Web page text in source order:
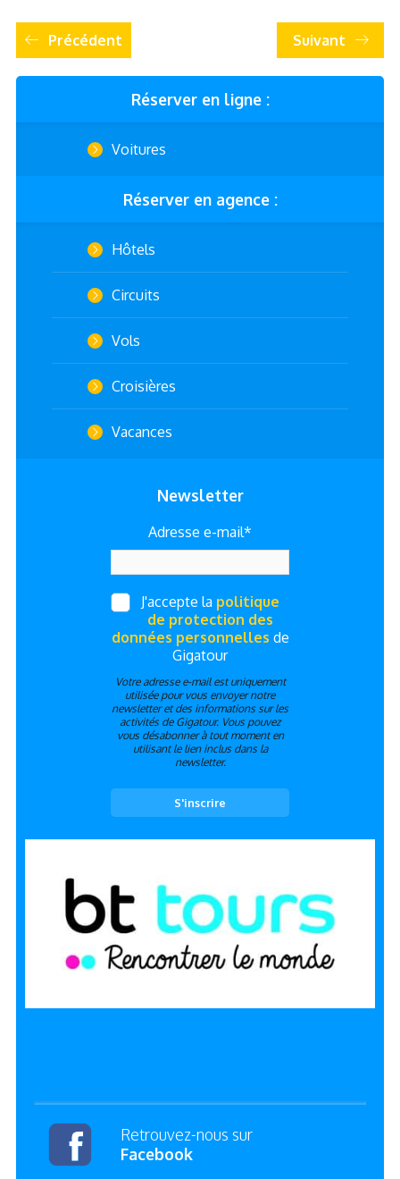
Réserver en ligne :
Voitures
Réserver en agence :
Hôtels
Circuits
Vols
Croisières
Vacances
Newsletter
Adresse e-mail*
J'accepte la politique
de protection des
données personnelles de
Gigatour
Votre adresse e-mail est uniquement
utilisée pour vous envoyer notre
newsletter et des informations sur les
activités de Gigatour. Vous pouvez
vous désabonner à tout moment en
utilisant le lien inclus dans la
newsletter.
Retrouvez-nous sur
Facebook
Précédent Suivant